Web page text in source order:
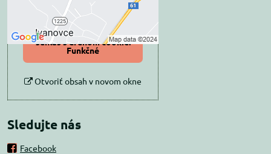
Povoliť a zapamätať -
súhlas s druhom cookie:
Funkčné
Otvoriť obsah v novom okne
Sledujte nás
Facebook